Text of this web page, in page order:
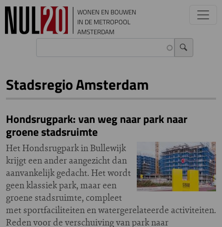
Overslaan en naar de inhoud gaan
WONEN EN BOUWEN
IN DE METROPOOL
AMSTERDAM
Stadsregio Amsterdam
Hondsrugpark: van weg naar park naar
groene stadsruimte
Het Hondsrugpark in Bullewijk
krijgt een ander aangezicht dan
aanvankelijk gedacht. Het wordt
geen klassiek park, maar een
groene stadsruimte, compleet
met sportfaciliteiten en watergerelateerde activiteiten.
Reden voor de verschuiving van park naar